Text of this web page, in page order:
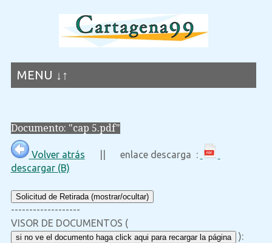
MENU ↓↑
Documento: "cap 5.pdf"
Volver atrás || enlace descarga :
descargar (B)
Solicitud de Retirada (mostrar/ocultar)
-------------------
VISOR DE DOCUMENTOS (
si no ve el documento haga click aqui para recargar la página ):